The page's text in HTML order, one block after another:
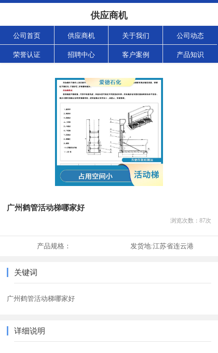
供应商机
公司首页 供应商机 关于我们 公司动态
荣誉认证 招聘中心 客户案例 产品知识
广州鹤管活动梯哪家好
浏览次数： 87次
产品规格： 发货地:江苏省连云港
关键词
广州鹤管活动梯哪家好
详细说明